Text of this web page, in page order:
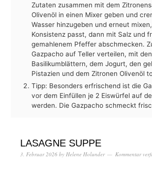
Zutaten zusammen mit dem
Olivenöl in einen Mixer geben und
Wasser hinzugeben und erneut
Konsistenz passt, dann mit Salz und
gemahlenem Pfeffer abschmecken.
Gazpacho auf Teller verteilen, mit den
Basilikumblättern, dem Jogurt, den
Pistazien und dem Zitronen Olivenöl
Tipp: Besonders erfrischend ist die
vor dem Einfüllen je 2 Eiswürfel auf
werden. Die Gazpacho schmeckt
LASAGNE SUPPE
3. Februar 2026 by Helene Holunder Kommentar